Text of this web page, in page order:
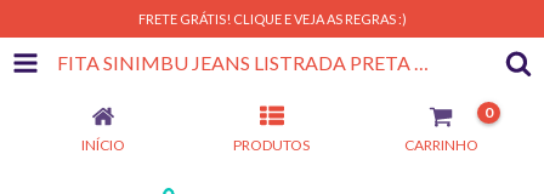
FRETE GRÁTIS! CLIQUE E VEJA AS REGRAS :)
FITA SINIMBU JEANS LISTRADA PRETA C09 - 10 METROS
INÍCIO PRODUTOS CARRINHO
0